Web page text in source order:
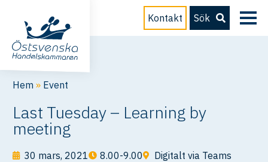
Kontakt Sök
Hem » Event
Last Tuesday – Learning by
meeting
30 mars, 2021 8.00-9.00
Digitalt via Teams